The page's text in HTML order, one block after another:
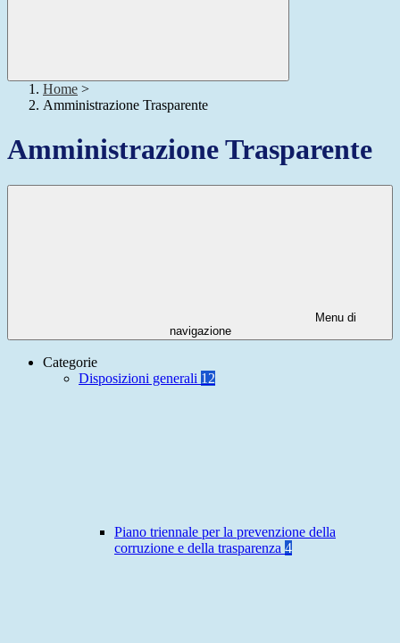
Home >
Amministrazione Trasparente
Amministrazione Trasparente
Menu di
navigazione
Categorie
Disposizioni generali 12
Piano triennale per la prevenzione della
corruzione e della trasparenza 4